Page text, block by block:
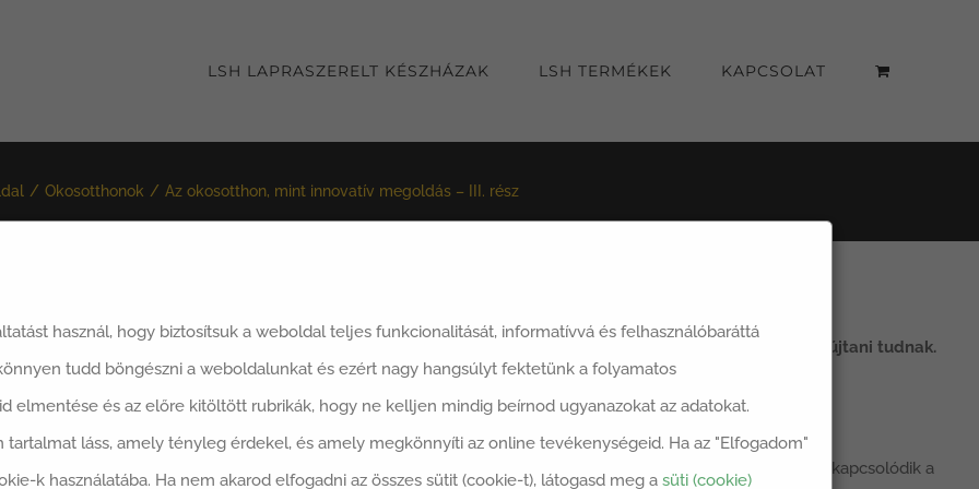
használ, hogy biztosítsuk a weboldal teljes funkcionalitását, informatívvá és felhasználóbaráttá
tudd böngészni a weboldalunkat és ezért nagy hangsúlyt fektetünk a folyamatos
elmentése és az előre kitöltött rubrikák, hogy ne kelljen mindig beírnod ugyanazokat az adatokat.
tartalmat láss, amely tényleg érdekel, és amely megkönnyíti az online tevékenységeid. Ha az "Elfogadom"
k használatába. Ha nem akarod elfogadni az összes sütit (cookie-t), látogasd meg asüti (cookie)
LSH LAPRASZERELT KÉSZHÁZAK LSH TERMÉKEK KAPCSOLAT
Okosotthonok Az okosotthon, mint innovatív megoldás – III. rész
cikksorozatunk befejező részében sorra vettünk még jó néhány pozitívumot, amit az okosotthonok nyújtani tudnak.
eszközök
. Például tapsra felkapcsolódik a